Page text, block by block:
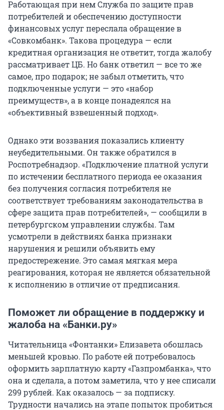
Работающая при нем Служба по защите прав
потребителей и обеспечению доступности
финансовых услуг переслала обращение в
«Совкомбанк». Такова процедура — если
кредитная организация не ответит, тогда жалобу
рассматривает ЦБ. Но банк ответил — все то же
самое, про подарок; не забыл отметить, что
подключенные услуги — это «набор
преимуществ», а в конце понадеялся на
«объективный взвешенный подход».
Однако эти воззвания показались клиенту
неубедительными. Он также обратился в
Роспотребнадзор. «Подключение платной услуги
по истечении бесплатного периода ее оказания
без получения согласия потребителя не
соответствует требованиям законодательства в
сфере защита прав потребителей», — сообщили в
петербургском управлении службы. Там
усмотрели в действиях банка признаки
нарушения и решили объявить ему
предостережение. Это самая мягкая мера
реагирования, которая не является обязательной
к исполнению в отличие от предписания.
Поможет ли обращение в поддержку и
жалоба на «Банки.ру»
Читательница «Фонтанки» Елизавета обошлась
меньшей кровью. По работе ей потребовалось
оформить зарплатную карту «Газпромбанка», что
она и сделала, а потом заметила, что у нее списали
299 рублей. Как оказалось — за подписку.
Трудности начались на этапе попыток пробиться